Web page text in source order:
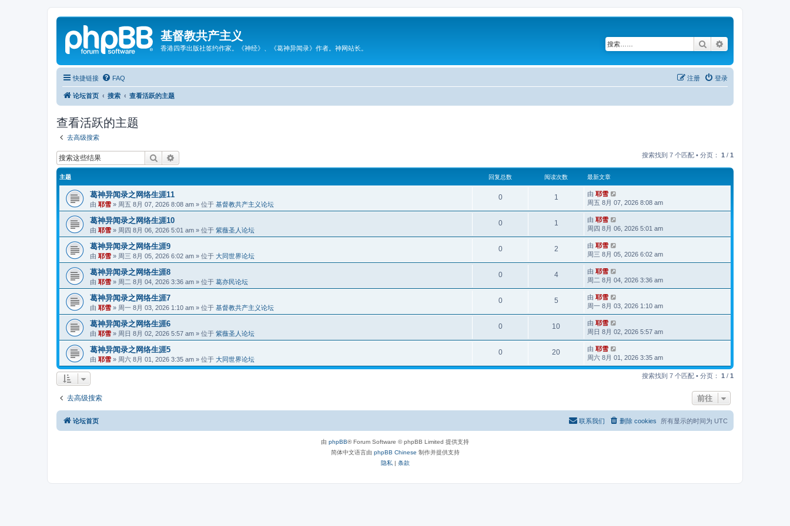
基督教共产主义
香港四季出版社签约作家。《神经》、《葛神异闻录》作者。神网站长。 搜索
快捷链接 FAQ 登录
注册
论坛首页 搜索 查看活跃的主题
查看活跃的主题
去高级搜索
搜索 搜索找到 7 个匹配 • 分页： 1 / 1
主题 回复总数 阅读次数 最新文章
葛神异闻录之网络生涯11
由 耶雪 » 周五 8月 07, 2026 8:08 am » 位于 基督教共产主义论坛
0 1 由 耶雪
周五 8月 07, 2026 8:08 am
葛神异闻录之网络生涯10
由 耶雪 » 周四 8月 06, 2026 5:01 am » 位于 紫薇圣人论坛
0 1 由 耶雪
周四 8月 06, 2026 5:01 am
葛神异闻录之网络生涯9
由 耶雪 » 周三 8月 05, 2026 6:02 am » 位于 大同世界论坛
0 2 由 耶雪
周三 8月 05, 2026 6:02 am
葛神异闻录之网络生涯8
由 耶雪 » 周二 8月 04, 2026 3:36 am » 位于 葛亦民论坛
0 4 由 耶雪
周二 8月 04, 2026 3:36 am
葛神异闻录之网络生涯7
由 耶雪 » 周一 8月 03, 2026 1:10 am » 位于 基督教共产主义论坛
0 5 由 耶雪
周一 8月 03, 2026 1:10 am
葛神异闻录之网络生涯6
由 耶雪 » 周日 8月 02, 2026 5:57 am » 位于 紫薇圣人论坛
0 10 由 耶雪
周日 8月 02, 2026 5:57 am
葛神异闻录之网络生涯5
由 耶雪 » 周六 8月 01, 2026 3:35 am » 位于 大同世界论坛
0 20 由 耶雪
周六 8月 01, 2026 3:35 am
搜索找到 7 个匹配 • 分页： 1 / 1
去高级搜索 前往
论坛首页 所有显示的时间为 UTC
删除 cookies
联系我们
由 phpBB® Forum Software © phpBB Limited 提供支持
简体中文语言由 phpBB Chinese 制作并提供支持
隐私 | 条款